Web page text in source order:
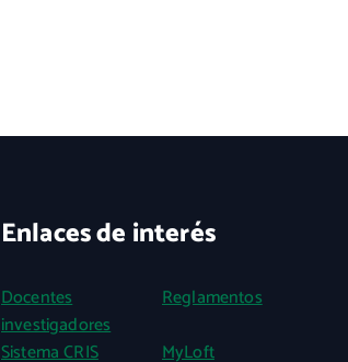
Enlaces de interés
Docentes
investigadores
Reglamentos
Sistema CRIS
MyLoft